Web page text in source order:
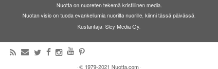
Nuotta on nuoreten tekemä kristillinen media.
Nuotan visio on tuoda evankeliumia nuorilta nuorille, kiinni tässä päivässä.
Kustantaja: Sley Media Oy.
· © 1979-2021 Nuotta.com ·